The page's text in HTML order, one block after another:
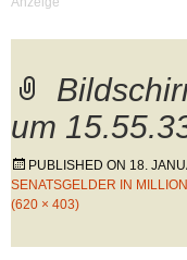
um
PUBLISHED ON 18.
SENATSGELDER IN
(620 × 403)